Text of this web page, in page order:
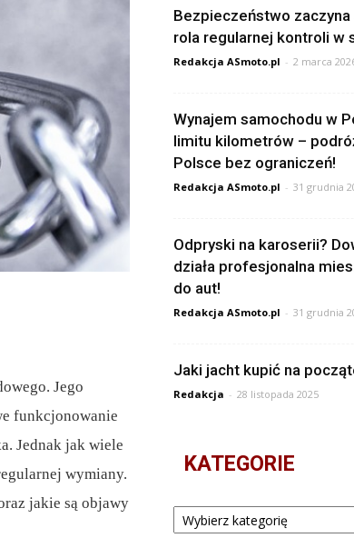
Jego
funkcjonowanie
Jednak jak wiele
wymiany.
jakie są objawy
Bezpieczeństwo zaczyna
rola regularnej kontroli w
Redakcja ASmoto.pl - 2 marca
Wynajem samochodu w
limitu kilometrów –
Polsce bez ograniczeń!
Redakcja ASmoto.pl - 31 grudnia
Odpryski na karoserii?
działa profesjonalna
do aut!
Redakcja ASmoto.pl - 31 grudnia
Jaki jacht kupić na
Redakcja - 28 listopada 2025
KATEGORIE
Kategorie